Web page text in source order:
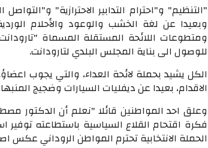
"التنظيم" و"احترام التدابير الاحترازية"
وبعيدا عن لغة الخشب والوعود والأحلام
ومتطوعات اللائحة المستقلة المسماة
للوصول الى بناية المجلس البلدي لتارودانت.
الكل يشيد بحملة لائحة العداء، والتي يجوب
الاقدام، بعيدا عن ديفليات السيارات وضجيج
وعلق احد المواطنين قائلا "نعلم أن الدكتور
فكرة اقتحام القلاع السياسية باستطاعته
الحملة الانتخابية تحترم المواطن الروداني عكس